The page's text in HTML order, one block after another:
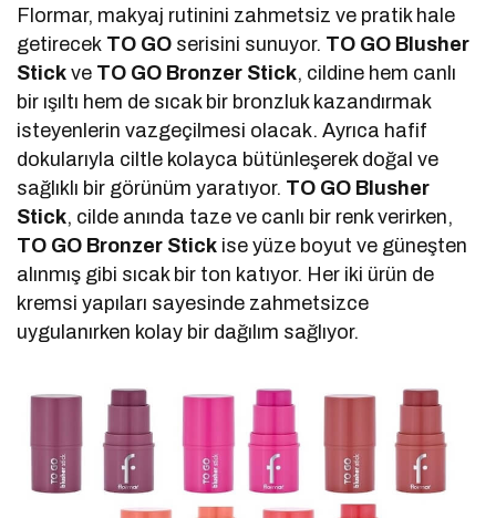
Flormar, makyaj rutinini zahmetsiz ve pratik hale
getirecek TO GO serisini sunuyor. TO GO Blusher
Stick ve TO GO Bronzer Stick, cildine hem canlı
bir ışıltı hem de sıcak bir bronzluk kazandırmak
isteyenlerin vazgeçilmesi olacak. Ayrıca hafif
dokularıyla ciltle kolayca bütünleşerek doğal ve
sağlıklı bir görünüm yaratıyor. TO GO Blusher
Stick, cilde anında taze ve canlı bir renk verirken,
TO GO Bronzer Stick ise yüze boyut ve güneşten
alınmış gibi sıcak bir ton katıyor. Her iki ürün de
kremsi yapıları sayesinde zahmetsizce
uygulanırken kolay bir dağılım sağlıyor.